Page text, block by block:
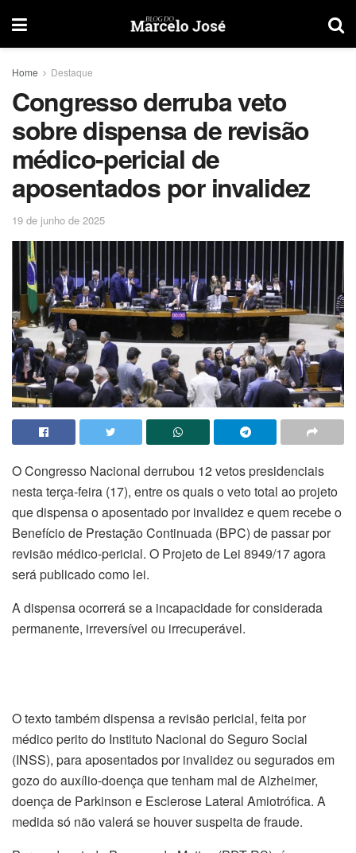
Home Destaque
Congresso derruba veto
sobre dispensa de revisão
médico-pericial de
aposentados por invalidez
19 de junho de 2025
O Congresso Nacional derrubou 12 vetos presidenciais
nesta terça-feira (17), entre os quais o veto total ao projeto
que dispensa o aposentado por invalidez e quem recebe o
Benefício de Prestação Continuada (BPC) de passar por
revisão médico-pericial. O Projeto de Lei 8949/17 agora
será publicado como lei.
A dispensa ocorrerá se a incapacidade for considerada
permanente, irreversível ou irrecuperável.
O texto também dispensa a revisão pericial, feita por
médico perito do Instituto Nacional do Seguro Social
(INSS), para aposentados por invalidez ou segurados em
gozo do auxílio-doença que tenham mal de Alzheimer,
doença de Parkinson e Esclerose Lateral Amiotrófica. A
medida só não valerá se houver suspeita de fraude.